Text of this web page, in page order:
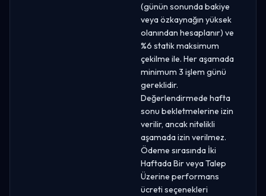
(günün sonunda bakiye
veya özkaynağın yüksek
olanından hesaplanır) ve
%6 statik maksimum
çekilme ile. Her aşamada
minimum 3 işlem günü
gereklidir.
Değerlendirmede hafta
sonu bekletmelerine izin
verilir, ancak nitelikli
aşamada izin verilmez.
Ödeme sırasında İki
Haftada Bir veya Talep
Üzerine performans
ücreti seçenekleri